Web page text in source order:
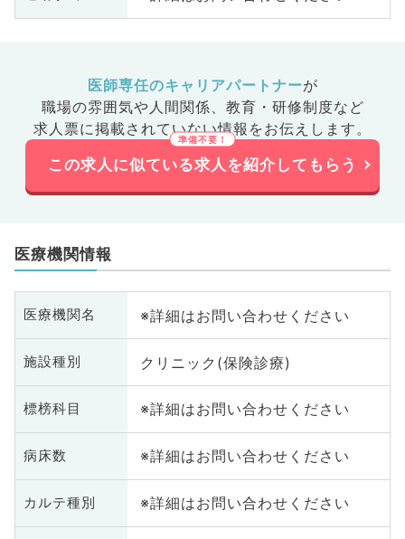
医師専任のキャリアパートナーが
職場の雰囲気や人間関係、 教育・研修制度など
求人票に掲載されていない情報をお伝えします。
この求人に似ている求人を紹介してもらう
医療機関情報
医療機関名 ※詳細はお問い合わせください
施設種別 クリニック(保険診療)
標榜科目 ※詳細はお問い合わせください
病床数 ※詳細はお問い合わせください
カルテ種別 ※詳細はお問い合わせください